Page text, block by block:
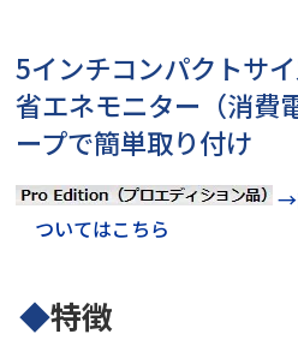
5インチコンパクトサイ
省エネモニター（消費
ープで簡単取り付け
→
ついてはこちら
◆特徴